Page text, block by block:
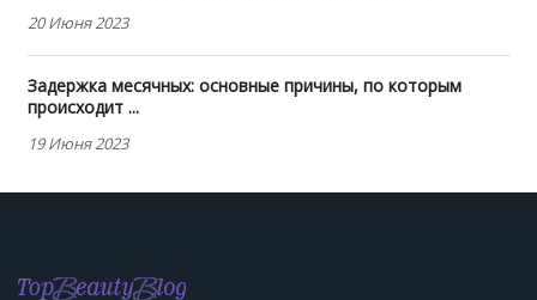
20 Июня 2023
Задержка месячных: основные причины, по которым
происходит ...
19 Июня 2023